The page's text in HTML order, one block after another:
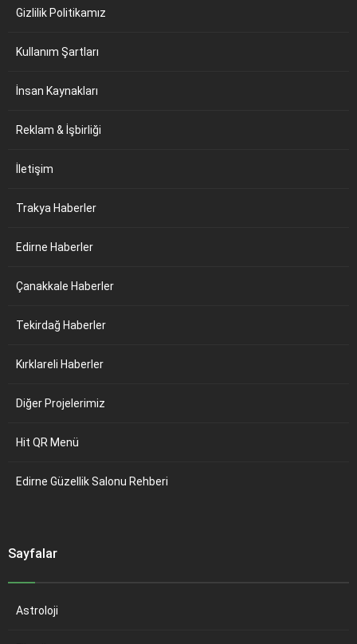
Gizlilik Politikamız
Kullanım Şartları
İnsan Kaynakları
Reklam & İşbirliği
İletişim
Trakya Haberler
Edirne Haberler
Çanakkale Haberler
Tekirdağ Haberler
Kırklareli Haberler
Diğer Projelerimiz
Hit QR Menü
Edirne Güzellik Salonu Rehberi
Sayfalar
Astroloji